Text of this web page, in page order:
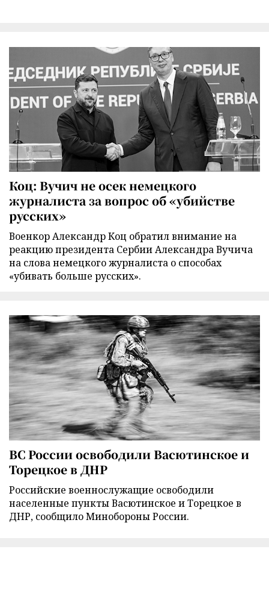
Коц: Вучич не осек немецкого
журналиста за вопрос об «убийстве
русских»
Военкор Александр Коц обратил внимание на
реакцию президента Сербии Александра Вучича
на слова немецкого журналиста о способах
«убивать больше русских».
ВС России освободили Васютинское и
Торецкое в ДНР
Российские военнослужащие освободили
населенные пункты Васютинское и Торецкое в
ДНР, сообщило Минобороны России.